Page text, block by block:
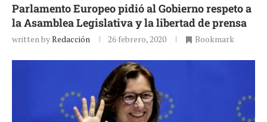
Parlamento Europeo pidió al Gobierno respeto a
la Asamblea Legislativa y la libertad de prensa
written byRedacción 26 febrero, 2020 Bookmark